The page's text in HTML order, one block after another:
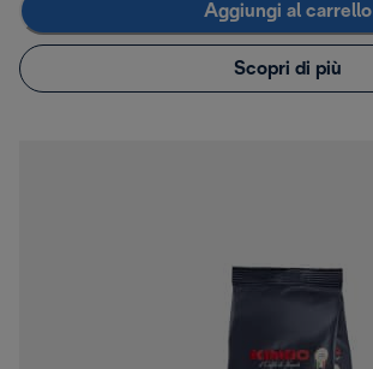
Aggiungi al carrello
Scopri di più